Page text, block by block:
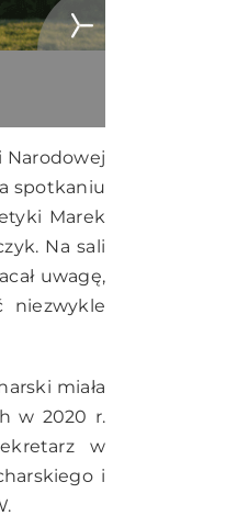
Narodowej
spotkaniu
Marek
Na sali
uwagę,
niezwykle
miała
w 2020 r.
w
i